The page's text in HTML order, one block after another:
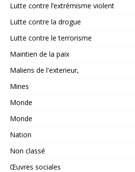
Lutte contre l’extrémisme violent
Lutte contre la drogue
Lutte contre le terrorisme
Maintien de la paix
Maliens de l'exterieur,
Mines
Monde
Monde
Nation
Non classé
Œuvres sociales